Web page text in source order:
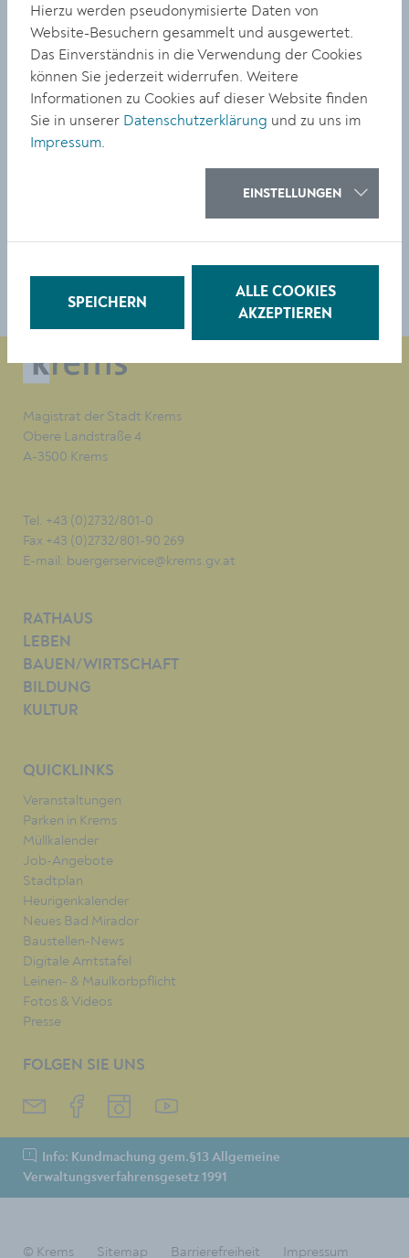
3500 Krems
Kontakt für Fragen
stadtbus@krems.gv.at
Magistrat der Stadt Krems
Obere Landstraße 4
A-3500 Krems
Tel. +43 (0)2732/801-0
Fax +43 (0)2732/801-90 269
E-mail: buergerservice@krems.gv.at
RATHAUS
LEBEN
BAUEN/WIRTSCHAFT
BILDUNG
KULTUR
QUICKLINKS
Veranstaltungen
Parken in Krems
Müllkalender
Job-Angebote
Stadtplan
Heurigenkalender
Neues Bad Mirador
Baustellen-News
Digitale Amtstafel
Leinen- & Maulkorbpflicht
Fotos & Videos
Presse
FOLGEN SIE UNS
Info: Kundmachung gem.§13 Allgemeine
Verwaltungsverfahrensgesetz 1991
© Krems Sitemap Barrierefreiheit Impressum
Hierzu werden pseudonymisierte Daten von
Website-Besuchern gesammelt und ausgewertet.
Das Einverständnis in die Verwendung der Cookies
können Sie jederzeit widerrufen. Weitere
Informationen zu Cookies auf dieser Website finden
Sie in unserer Datenschutzerklärung und zu uns im
Impressum.
EINSTELLUNGEN
SPEICHERN
ALLE COOKIES
AKZEPTIEREN